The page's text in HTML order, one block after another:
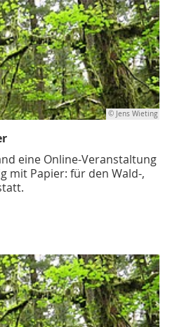
© Jens Wieting
eine Online-Veranstaltung
mit Papier: für den Wald-,